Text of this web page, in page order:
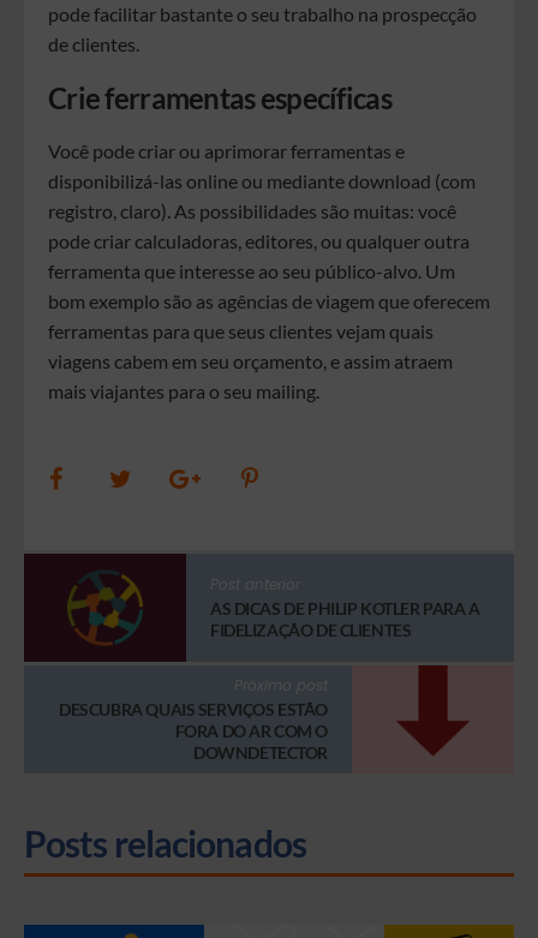
pode facilitar bastante o seu trabalho na prospecção
de clientes.
Crie ferramentas específicas
Você pode criar ou aprimorar ferramentas e
disponibilizá-las online ou mediante download (com
registro, claro). As possibilidades são muitas: você
pode criar calculadoras, editores, ou qualquer outra
ferramenta que interesse ao seu público-alvo. Um
bom exemplo são as agências de viagem que oferecem
ferramentas para que seus clientes vejam quais
viagens cabem em seu orçamento, e assim atraem
mais viajantes para o seu mailing.
Post anterior
AS DICAS DE PHILIP KOTLER PARA A
FIDELIZAÇÃO DE CLIENTES
Próximo post
DESCUBRA QUAIS SERVIÇOS ESTÃO
FORA DO AR COM O
DOWNDETECTOR
Posts relacionados